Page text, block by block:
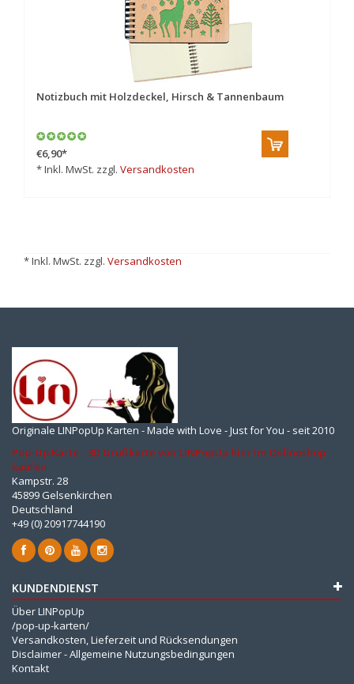
Notizbuch mit Holzdeckel, Hirsch & Tannenbaum
€6,90*
* Inkl. MwSt. zzgl. Versandkosten
* Inkl. MwSt. zzgl. Versandkosten
Originale LINPopUp Karten - Made with Love - Just for You - seit 2010
Pop-Up Karte - 3D Grußkarte von LINPopUp hier im Onlineshop
kaufen
Kampstr. 28
45899 Gelsenkirchen
Deutschland
+49 (0) 20917744190
KUNDENDIENST
Über LINPopUp
/pop-up-karten/
Versandkosten, Lieferzeit und Rücksendungen
Disclaimer - Allgemeine Nutzungsbedingungen
Kontakt